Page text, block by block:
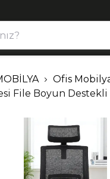
Ofis
File Boyun Destekli